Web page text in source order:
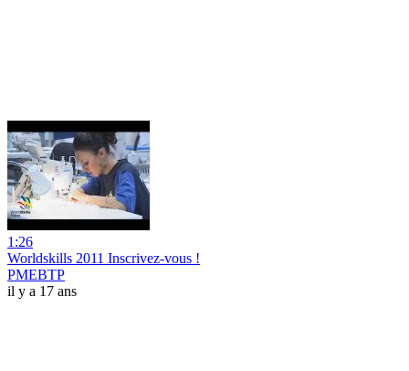
1:26
Worldskills 2011 Inscrivez-vous !
PMEBTP
il y a 17 ans